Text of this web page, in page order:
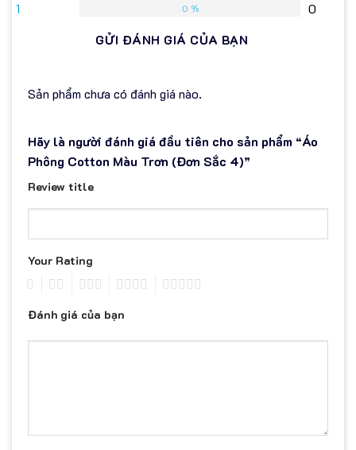
mát hơn. Không chỉ vậy, các thiết kế áo phông của Loza
luôn tạo cho bạn một phong cách riêng thực sự ấn
tượng với những kiểu hình in PET chất lượng cao, hình
truyền thống.
1 0
0 %
GỬI ĐÁNH GIÁ CỦA BẠN
Sản phẩm chưa có đánh giá nào.
Hãy là người đánh giá đầu tiên cho sản phẩm “Áo
Phông Cotton Màu Trơn (Đơn Sắc 4)”
Review title
Your Rating
Đánh giá của bạn